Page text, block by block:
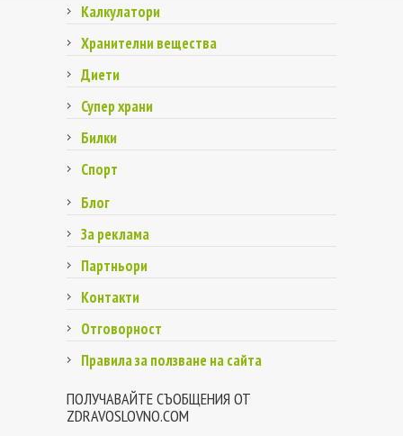
Калкулатори
Хранителни вещества
Диети
Супер храни
Билки
Спорт
Блог
За реклама
Партньори
Контакти
Отговорност
Правила за ползване на сайта
ПОЛУЧАВАЙТЕ СЪОБЩЕНИЯ ОТ
ZDRAVOSLOVNO.COM